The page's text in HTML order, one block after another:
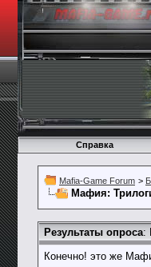
Справка
Mafia-Game Forum >
Мафия:
Результаты опроса:
Конечно! это же